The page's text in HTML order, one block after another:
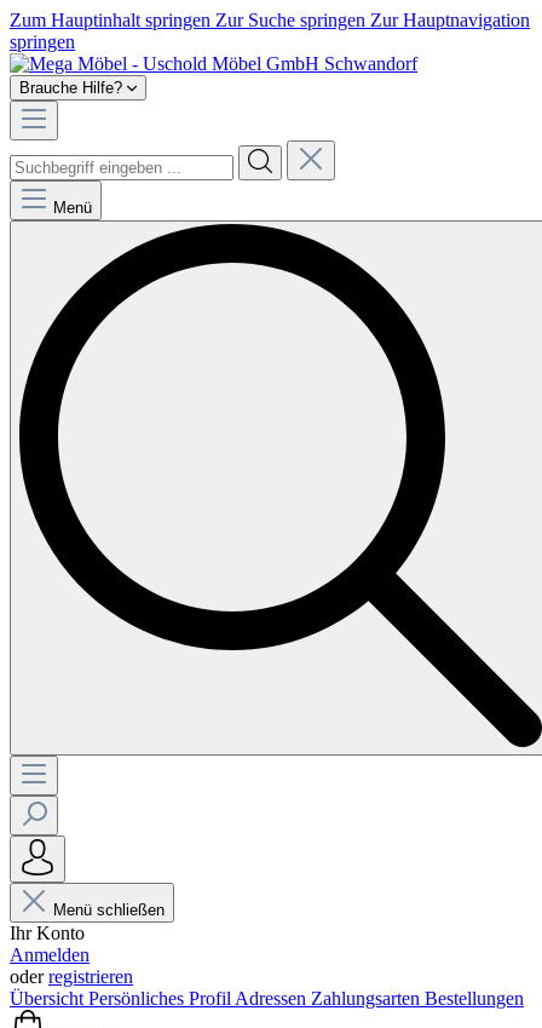
Zum Hauptinhalt springen Zur Suche springen Zur Hauptnavigation
springen
Brauche Hilfe?
Menü
Menü schließen
Ihr Konto
Anmelden
oderregistrieren
Übersicht Persönliches Profil Adressen Zahlungsarten Bestellungen